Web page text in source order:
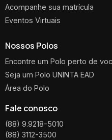
Acompanhe sua matrícula
Eventos Virtuais
Nossos Polos
Encontre um Polo perto de
Seja um Polo UNINTA EAD
Área do Polo
Fale conosco
(88) 9.9218-5010
(88) 3112-3500